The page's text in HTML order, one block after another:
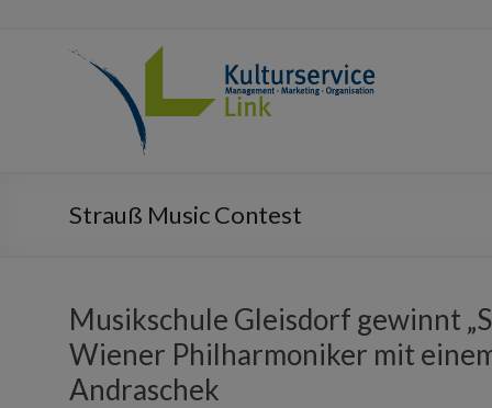
Strauß Music Contest
Musikschule Gleisdorf gewinnt
Wiener Philharmoniker mit
Andraschek